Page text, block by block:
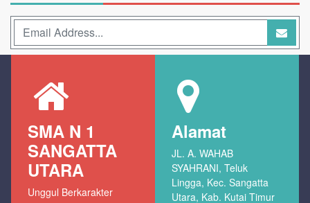
SMA N 1
SANGATTA
UTARA
Unggul Berkarakter
Alamat
JL. A. WAHAB
SYAHRANI, Teluk
Lingga, Kec. Sangatta
Utara, Kab. Kutai Timur